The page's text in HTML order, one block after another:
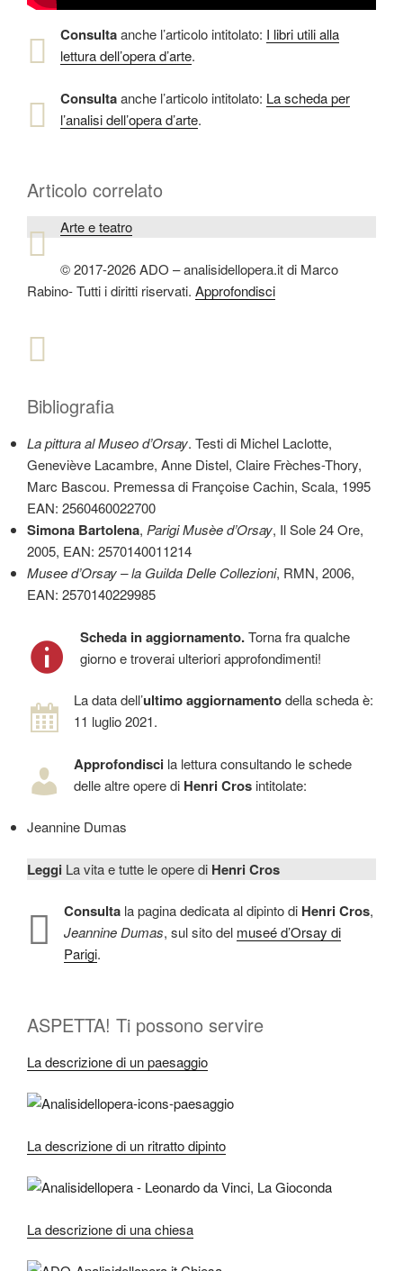
Consultaanche l’articolo intitolato: I libri utili alla
lettura dell’opera d’arte.
Consultaanche l’articolo intitolato: La scheda per
l’analisi dell’opera d’arte.
Articolo correlato
Arte e teatro
© 2017-2026 ADO – analisidellopera.it di Marco
Rabino- Tutti i diritti riservati. Approfondisci
Bibliografia
La pittura al Museo d’Orsay. Testi di Michel Laclotte,
Geneviève Lacambre, Anne Distel, Claire Frèches-Thory,
Marc Bascou. Premessa di Françoise Cachin, Scala, 1995
EAN: 2560460022700
Simona Bartolena, Parigi Musèe d’Orsay, Il Sole 24 Ore,
2005, EAN: 2570140011214
Musee d’Orsay – la Guilda Delle Collezioni, RMN, 2006,
EAN: 2570140229985
Scheda in aggiornamento.Torna fra qualche
giorno e troverai ulteriori approfondimenti!
La data dell’ultimo aggiornamentodella scheda è:
11 luglio 2021.
Approfondisci la lettura consultando le schede
delle altre opere di Henri Cros intitolate:
Jeannine Dumas
Leggi La vita e tutte le opere di Henri Cros
Consulta la pagina dedicata al dipinto di Henri Cros,
Jeannine Dumas, sul sito del museé d’Orsay di
Parigi.
ASPETTA! Ti possono servire
La descrizione di un paesaggio
La descrizione di un ritratto dipinto
La descrizione di una chiesa